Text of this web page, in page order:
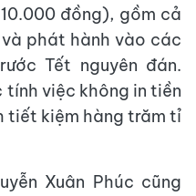
đồng), gồm cả
phát hành vào các
Tết nguyên đán.
tính việc không in tiền
tiết kiệm hàng trăm tỉ
Xuân Phúc cũng